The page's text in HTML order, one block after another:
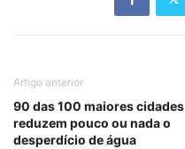
Artigo anterior
90 das 100 maiores cidades
reduzem pouco ou nada o
desperdício de água